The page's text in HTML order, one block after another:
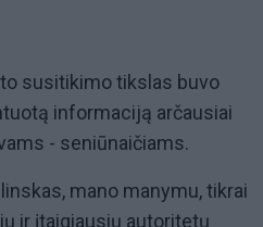
susitikimo tikslas buvo
informaciją arčausiai
- seniūnaičiams.
mano manymu, tikrai
ir įtaigiausių autoritetų